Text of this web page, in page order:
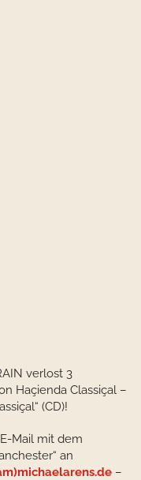
verlost 3
Haçienda Classiçal –
(CD)!
Mail mit dem
an
–